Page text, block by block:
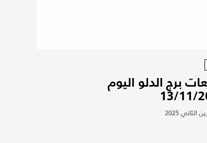
برج الدلو اليوم
13/11/